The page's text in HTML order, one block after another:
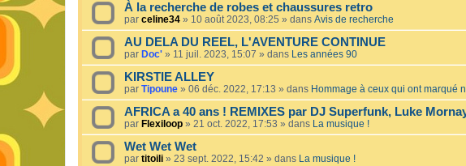
À la recherche de robes et chaussures retro
par celine34 » 10 août 2023, 08:25 » dans Avis de recherche
AU DELA DU REEL, L'AVENTURE CONTINUE
par Doc' » 11 juil. 2023, 15:07 » dans Les années 90
KIRSTIE ALLEY
par Tipoune » 06 déc. 2022, 17:13 » dans Hommage à ceux qui ont marqué
AFRICA a 40 ans ! REMIXES par DJ Superfunk, Luke
par Flexiloop » 21 oct. 2022, 17:53 » dans La musique !
Wet Wet Wet
par titoili » 23 sept. 2022, 15:42 » dans La musique !